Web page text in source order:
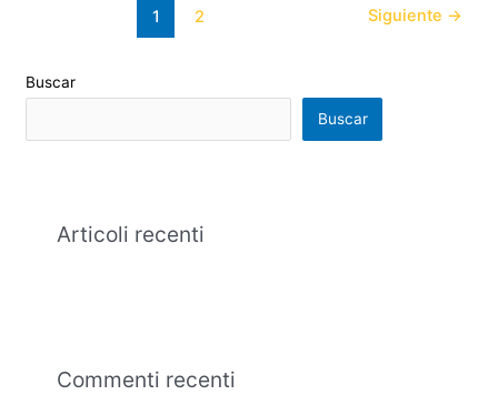
1 2 Siguiente →
Buscar
Buscar
Articoli recenti
Commenti recenti